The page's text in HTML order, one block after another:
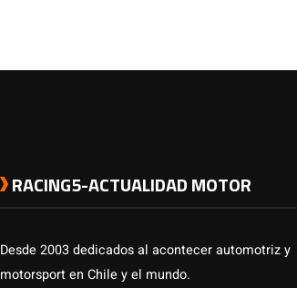
RACING5-ACTUALIDAD MOTOR
Desde 2003 dedicados al acontecer automotriz y
motorsport en Chile y el mundo.